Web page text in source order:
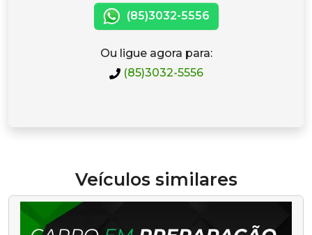
(85)3032-5556
Ou ligue agora para:
(85)3032-5556
Veículos similares